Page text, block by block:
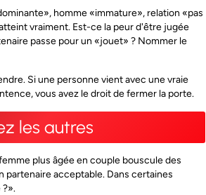
homme «immature», relation «pas
vraiment. Est-ce la peur d'être jugée
passe pour un «jouet» ? Nommer le
. Si une personne vient avec une vraie
vous avez le droit de fermer la porte.
les autres
plus âgée en couple bouscule des
partenaire acceptable. Dans certaines